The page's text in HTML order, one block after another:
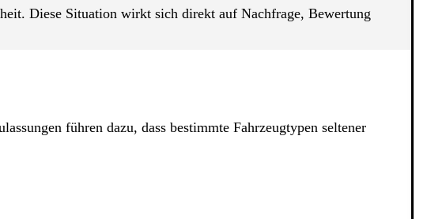
Diese Situation wirkt sich direkt auf Nachfrage, Bewertung
führen dazu, dass bestimmte Fahrzeugtypen seltener